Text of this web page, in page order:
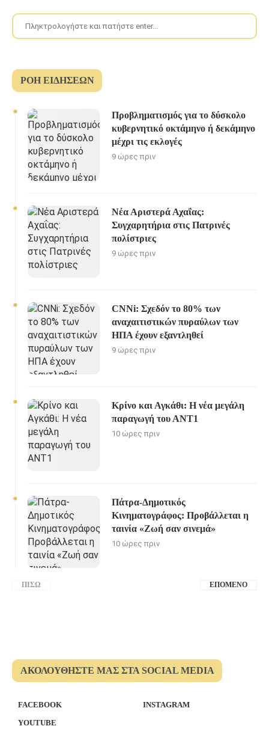
ΡΟΉ ΕΙΔΉΣΕΩΝ
Προβληματισμός για το δύσκολο
κυβερνητικό οκτάμηνο ή δεκάμηνο
μέχρι τις εκλογές
9 ώρες πριν
Νέα Αριστερά Αχαΐας:
Συγχαρητήρια στις Πατρινές
πολίστριες
9 ώρες πριν
CNNi: Σχεδόν το 80% των
αναχαιτιστικών πυραύλων των
ΗΠΑ έχουν εξαντληθεί
9 ώρες πριν
Κρίνο και Αγκάθι: Η νέα μεγάλη
παραγωγή του ΑΝΤ1
10 ώρες πριν
Πάτρα-Δημοτικός
Κινηματογράφος: Προβάλλεται η
ταινία «Ζωή σαν σινεμά»
10 ώρες πριν
ΠΊΣΩ ΕΠΌΜΕΝΟ
ΑΚΟΛΟΥΘΉΣΤΕ ΜΑΣ ΣΤΑ SOCIAL MEDIA
FACEBOOK
INSTAGRAM
YOUTUBE